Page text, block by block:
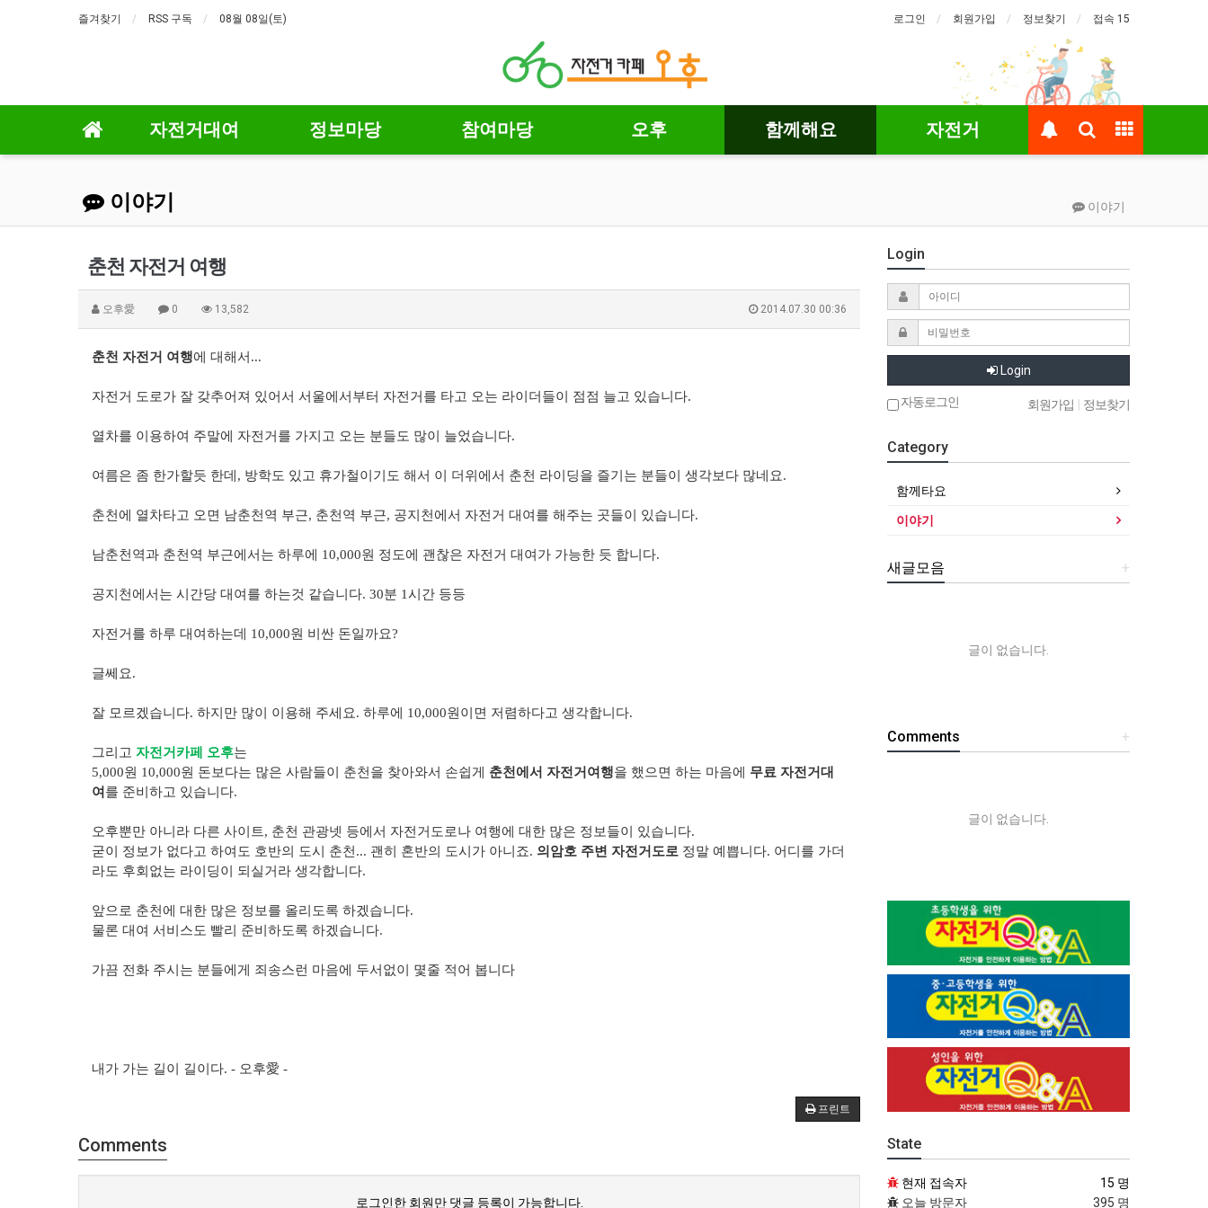
즐겨찾기 RSS 구독 08월 08일(토) 로그인 회원가입 정보찾기 접속 15
자전거대여 정보마당 참여마당 오후 함께해요 자전거
이야기 이야기
춘천 자전거 여행
오후愛 0 13,582 2014.07.30 00:36
춘천 자전거 여행에 대해서...
자전거 도로가 잘 갖추어져 있어서 서울에서부터 자전거를 타고 오는 라이더들이 점점 늘고 있습니다.
열차를 이용하여 주말에 자전거를 가지고 오는 분들도 많이 늘었습니다.
여름은 좀 한가할듯 한데, 방학도 있고 휴가철이기도 해서 이 더위에서 춘천 라이딩을 즐기는 분들이 생각보다 많네요.
춘천에 열차타고 오면 남춘천역 부근, 춘천역 부근, 공지천에서 자전거 대여를 해주는 곳들이 있습니다.
남춘천역과 춘천역 부근에서는 하루에 10,000원 정도에 괜찮은 자전거 대여가 가능한 듯 합니다.
공지천에서는 시간당 대여를 하는것 같습니다. 30분 1시간 등등
자전거를 하루 대여하는데 10,000원 비싼 돈일까요?
글쎄요.
잘 모르겠습니다. 하지만 많이 이용해 주세요. 하루에 10,000원이면 저렴하다고 생각합니다.
그리고 자전거카페 오후는
5,000원 10,000원 돈보다는 많은 사람들이 춘천을 찾아와서 손쉽게 춘천에서 자전거여행을 했으면 하는 마음에 무료 자전거대
여 를 준비하고 있습니다.
오후뿐만 아니라 다른 사이트, 춘천 관광넷 등에서 자전거도로나 여행에 대한 많은 정보들이 있습니다.
굳이 정보가 없다고 하여도 호반의 도시 춘천... 괜히 혼반의 도시가 아니죠. 의암호 주변 자전거도로 정말 예쁩니다. 어디를 가더
라도 후회없는 라이딩이 되실거라 생각합니다.
앞으로 춘천에 대한 많은 정보를 올리도록 하겠습니다.
물론 대여 서비스도 빨리 준비하도록 하겠습니다.
가끔 전화 주시는 분들에게 죄송스런 마음에 두서없이 몇줄 적어 봅니다
내가 가는 길이 길이다. - 오후愛 -
프린트
Comments
로그인한 회원만 댓글 등록이 가능합니다.
Login
Login
자동로그인 회원가입 정보찾기
Category
함께타요
이야기
+
새글모음
글이 없습니다.
+
Comments
글이 없습니다.
State
현재 접속자
15 명
오늘 방문자
395 명